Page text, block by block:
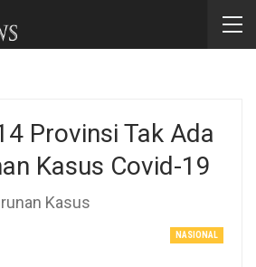
Provinsi Tak Ada
Kasus Covid-19
Kasus
NASIONAL